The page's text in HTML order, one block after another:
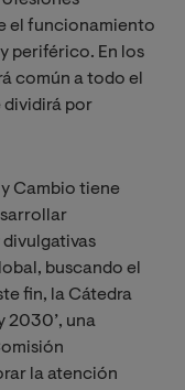
el funcionamiento
periférico. En los
común a todo el
dividirá por
Cambio tiene
buscando el
fin, la Cátedra
2030’, una
la atención